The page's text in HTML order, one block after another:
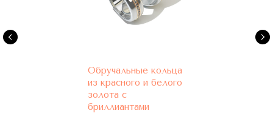
Обручальные кольца
из красного и белого
золота с
бриллиантами